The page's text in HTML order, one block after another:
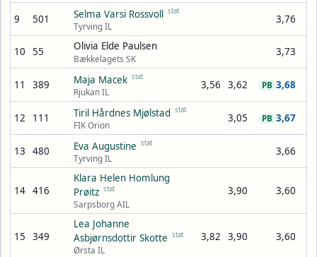
9 501 Selma Varsi Rossvoll stat
Tyrving IL
3,76
10 55 Olivia Elde Paulsen
Bækkelagets SK
3,73
11 389 Maja Macek stat
Rjukan IL
3,56 3,62 3,68
PB
12 111 Tiril Hårdnes Mjølstad stat
FIK Orion
3,05 3,67
PB
13 480 Eva Augustine stat
Tyrving IL
3,66
14 416
Klara Helen Homlung
Prøitz stat
Sarpsborg AIL
3,90 3,60
15 349
Lea Johanne
Asbjørnsdottir Skotte stat
Ørsta IL
3,82 3,90 3,60